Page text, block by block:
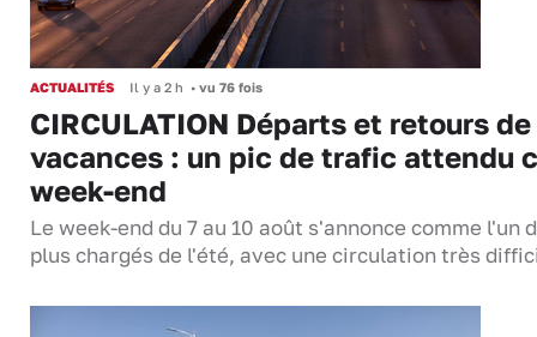
ACTUALITÉS Il y a 2 h • vu 76 fois
CIRCULATION Départs et retours de
vacances : un pic de trafic attendu
week-end
Le week-end du 7 au 10 août s'annonce comme l'un
plus chargés de l'été, avec une circulation très